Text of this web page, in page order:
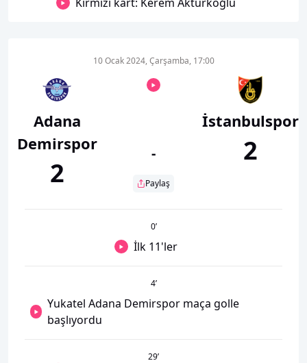
Adana
Demirspor
2
10 Ocak 2024, Çarşamba, 17:00
-
Paylaş
İstanbulspor
2
0’
İlk 11'ler
4’
Yukatel Adana Demirspor maça golle
başlıyordu
29’